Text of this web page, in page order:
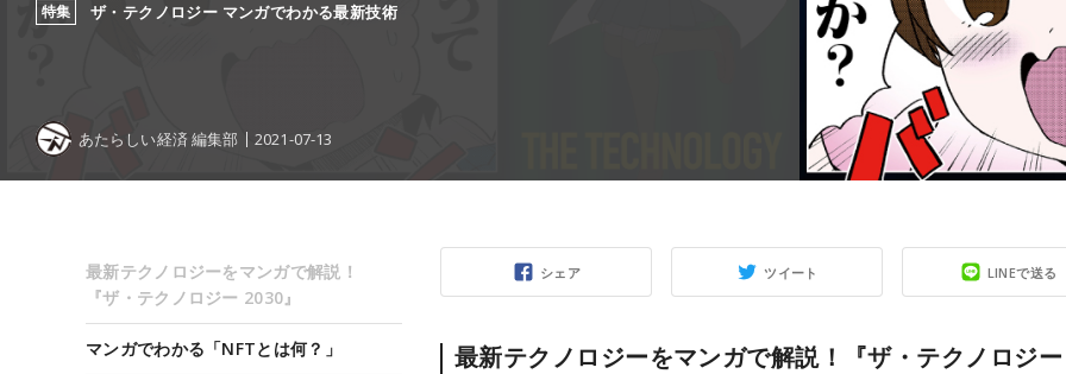
特集 ザ・テクノロジー マンガでわかる最新技術
あたらしい経済 編集部 2021-07-13
シェア ツイート LINEで送る
最新テクノロジーをマンガで解説！『ザ・テクノロジー
最新テクノロジーをマンガで解説！
『ザ・テクノロジー 2030』
マンガでわかる「NFTとは何？」